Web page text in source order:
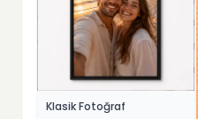
Klasik Fotoğraf